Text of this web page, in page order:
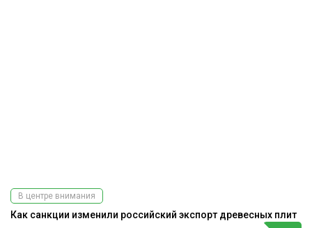
В центре внимания
Как санкции изменили российский экспорт древесных плит